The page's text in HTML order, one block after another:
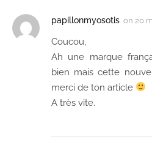
papillonmyosotis on 20
Coucou,
Ah une marque
bien mais cette
merci de ton article
A très vite.